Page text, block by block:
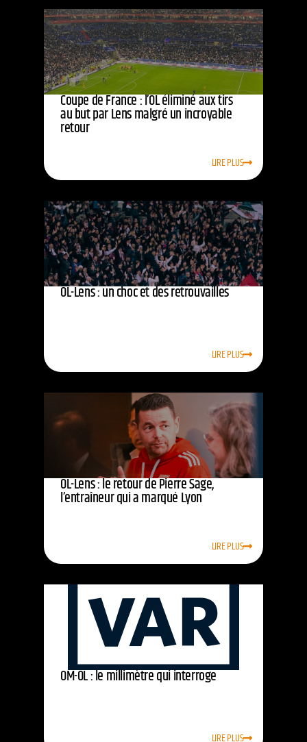
Coupe de France : l’OL éliminé aux tirs
au but par Lens malgré un incroyable
retour
LIRE PLUS
OL-Lens : un choc et des retrouvailles
LIRE PLUS
OL-Lens : le retour de Pierre Sage,
l’entraîneur qui a marqué Lyon
LIRE PLUS
OM-OL : le millimètre qui interroge
LIRE PLUS